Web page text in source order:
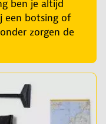
ben je altijd
een botsing of
zorgen de